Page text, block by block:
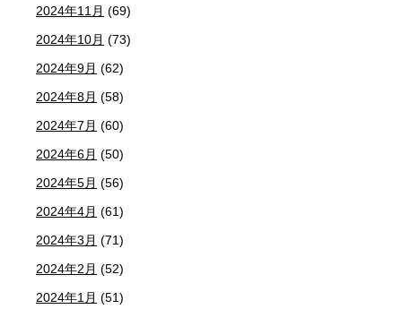
2024年11月 (69)
2024年10月 (73)
2024年9月 (62)
2024年8月 (58)
2024年7月 (60)
2024年6月 (50)
2024年5月 (56)
2024年4月 (61)
2024年3月 (71)
2024年2月 (52)
2024年1月 (51)